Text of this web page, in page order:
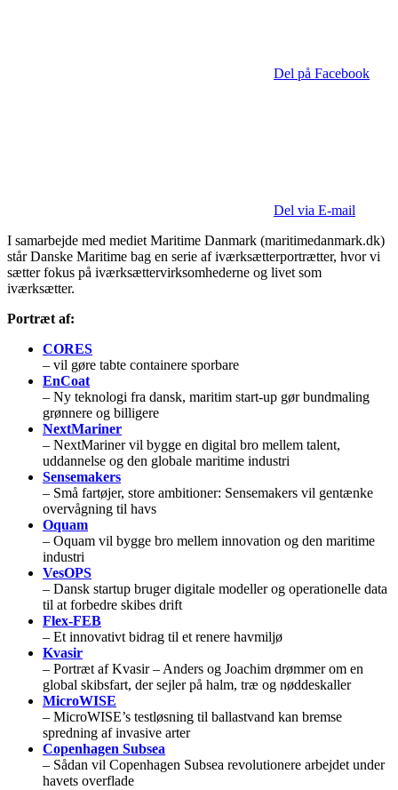
Del på Facebook
Del via E-mail
I samarbejde med mediet Maritime Danmark (maritimedanmark.dk)
står Danske Maritime bag en serie af iværksætterportrætter, hvor vi
sætter fokus på iværksættervirksomhederne og livet som
iværksætter.
Portræt af:
CORES
– vil gøre tabte containere sporbare
EnCoat
– Ny teknologi fra dansk, maritim start-up gør bundmaling
grønnere og billigere
NextMariner
– NextMariner vil bygge en digital bro mellem talent,
uddannelse og den globale maritime industri
Sensemakers
– Små fartøjer, store ambitioner: Sensemakers vil gentænke
overvågning til havs
Oquam
– Oquam vil bygge bro mellem innovation og den maritime
industri
VesOPS
– Dansk startup bruger digitale modeller og operationelle data
til at forbedre skibes drift
Flex-FEB
– Et innovativt bidrag til et renere havmiljø
Kvasir
– Portræt af Kvasir – Anders og Joachim drømmer om en
global skibsfart, der sejler på halm, træ og nøddeskaller
MicroWISE
– MicroWISE’s testløsning til ballastvand kan bremse
spredning af invasive arter
Copenhagen Subsea
– Sådan vil Copenhagen Subsea revolutionere arbejdet under
havets overflade